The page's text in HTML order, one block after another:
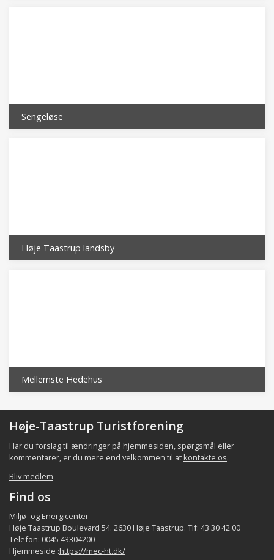
Sengeløse
Høje Taastrup landsby
Mellemste Hedehus
Høje-Taastrup Turistforening
Har du forslag til ændringer på hjemmesiden, spørgsmål eller
kommentarer, er du mere end velkommen til at kontakte os.
Bliv medlem
Find os
Miljø- og Energicenter
Høje Taastrup Boulevard 54. 2630 Høje Taastrup. Tlf: 43 30 42 00
Telefon: 0045 43304200
Hjemmeside :https://mec-ht.dk/